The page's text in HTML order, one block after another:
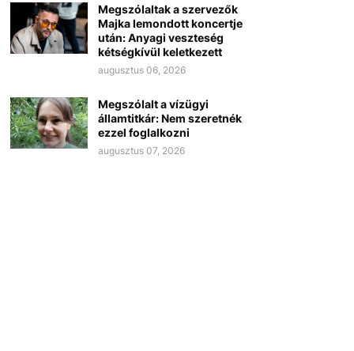
Megszólaltak a szervezők
Majka lemondott koncertje
után: Anyagi veszteség
kétségkívül keletkezett
augusztus 06, 2026
Megszólalt a vízügyi
államtitkár: Nem szeretnék
ezzel foglalkozni
augusztus 07, 2026